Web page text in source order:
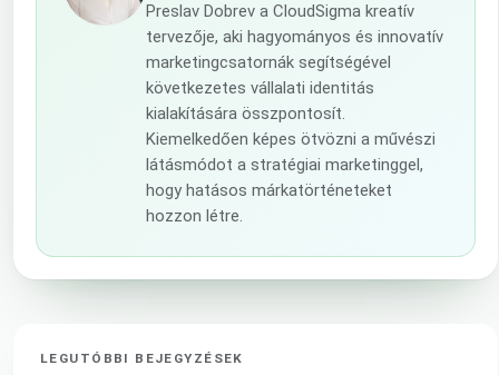
Preslav Dobrev a CloudSigma kreatív
tervezője, aki hagyományos és innovatív
marketingcsatornák segítségével
következetes vállalati identitás
kialakítására összpontosít.
Kiemelkedően képes ötvözni a művészi
látásmódot a stratégiai marketinggel,
hogy hatásos márkatörténeteket
hozzon létre.
LEGUTÓBBI BEJEGYZÉSEK